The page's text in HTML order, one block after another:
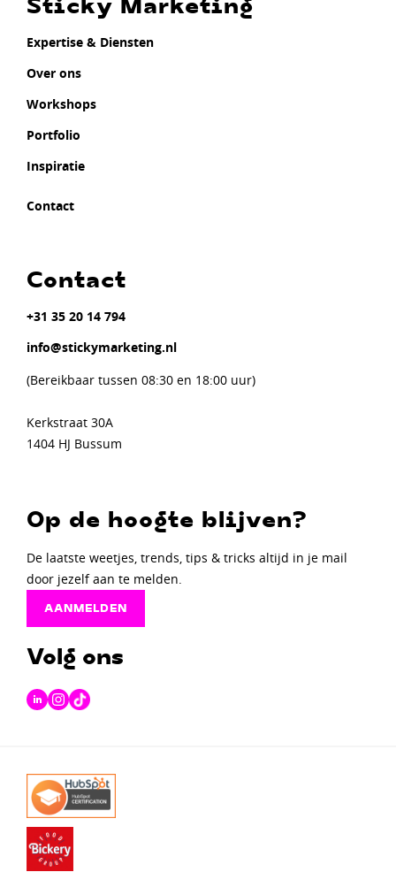
Sticky Marketing
Expertise & Diensten
Over ons
Workshops
Portfolio
Inspiratie
Contact
Contact
+31 35 20 14 794
info@stickymarketing.nl
(Bereikbaar tussen 08:30 en 18:00 uur)
Kerkstraat 30A
1404 HJ Bussum
Op de hoogte blijven?
De laatste weetjes, trends, tips & tricks altijd in je mail
door jezelf aan te melden.
AANMELDEN
Volg ons